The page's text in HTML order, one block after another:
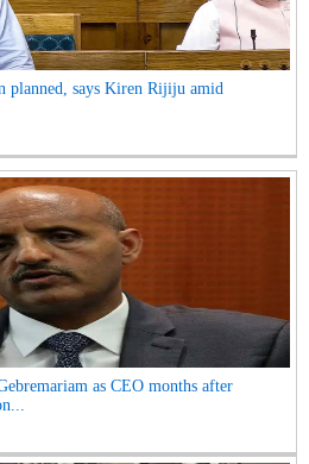
planned, says Kiren Rijiju amid
as CEO months after